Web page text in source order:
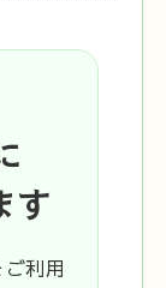
す
利用